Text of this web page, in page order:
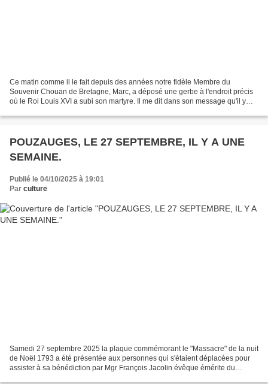
Ce matin comme il le fait depuis des années notre fidèle Membre du
Souvenir Chouan de Bretagne, Marc, a déposé une gerbe à l'endroit précis
où le Roi Louis XVI a subi son martyre. Il me dit dans son message qu'il y
POUZAUGES, LE 27 SEPTEMBRE, IL Y A UNE
SEMAINE.
Publié le 04/10/2025 à 19:01
Par culture
Samedi 27 septembre 2025 la plaque commémorant le "Massacre" de la nuit
de Noël 1793 a été présentée aux personnes qui s'étaient déplacées pour
assister à sa bénédiction par Mgr François Jacolin évêque émérite du